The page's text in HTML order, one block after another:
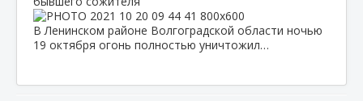
В Ленинском районе Волгоградской области ночью
19 октября огонь полностью уничтожил…